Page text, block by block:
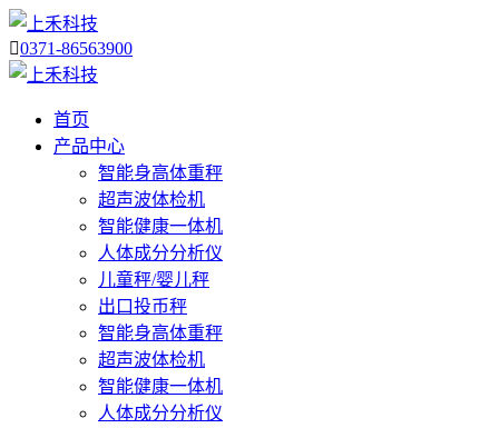
0371-86563900
首页
产品中心
智能身高体重秤
超声波体检机
智能健康一体机
人体成分分析仪
儿童秤/婴儿秤
出口投币秤
智能身高体重秤
超声波体检机
智能健康一体机
人体成分分析仪